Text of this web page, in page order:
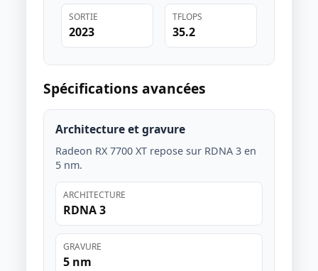
SORTIE
2023
TFLOPS
35.2
Spécifications avancées
Architecture et gravure
Radeon RX 7700 XT repose sur RDNA 3 en
5 nm.
ARCHITECTURE
RDNA 3
GRAVURE
5 nm